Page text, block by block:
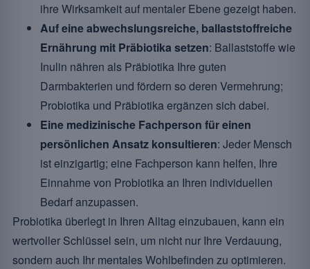
ihre Wirksamkeit auf mentaler Ebene gezeigt haben.
Auf eine abwechslungsreiche, ballaststoffreiche
Ernährung mit Präbiotika setzen: Ballaststoffe wie
Inulin nähren als Präbiotika Ihre guten
Darmbakterien und fördern so deren Vermehrung;
Probiotika und Präbiotika ergänzen sich dabei.
Eine medizinische Fachperson für einen
persönlichen Ansatz konsultieren: Jeder Mensch
ist einzigartig; eine Fachperson kann helfen, Ihre
Einnahme von Probiotika an Ihren individuellen
Bedarf anzupassen.
Probiotika überlegt in Ihren Alltag einzubauen, kann ein
wertvoller Schlüssel sein, um nicht nur Ihre Verdauung,
sondern auch Ihr mentales Wohlbefinden zu optimieren.